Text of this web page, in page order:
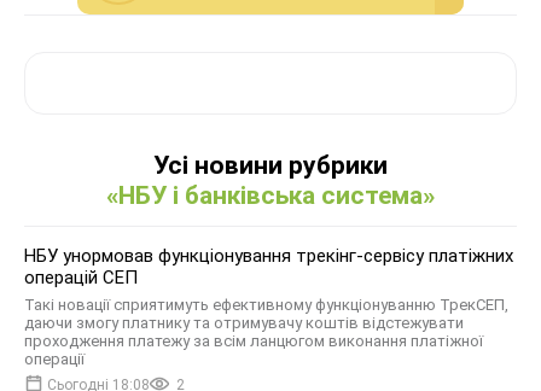
Усі новини рубрики
«НБУ і банківська система»
НБУ унормовав функціонування трекінг-сервісу платіжних
операцій СЕП
Такі новації сприятимуть ефективному функціонуванню ТрекСЕП,
даючи змогу платнику та отримувачу коштів відстежувати
проходження платежу за всім ланцюгом виконання платіжної
операції
Сьогодні 18:08 2